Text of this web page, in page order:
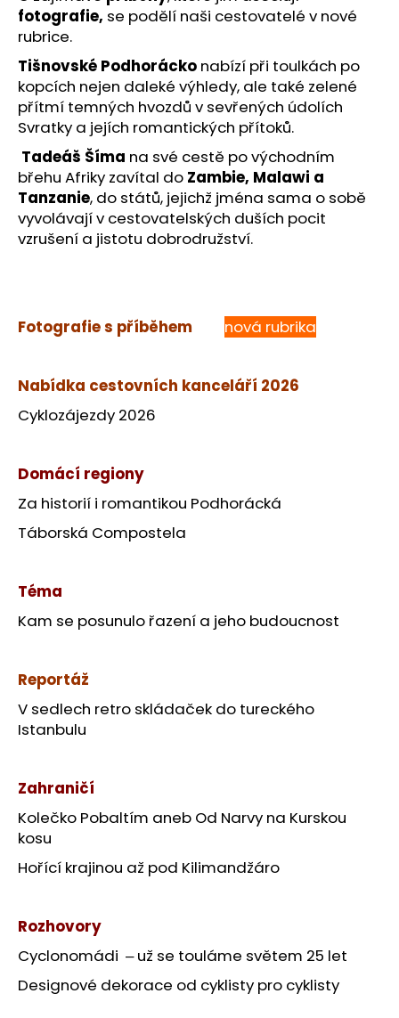
fotografie, se podělí naši cestovatelé v nové
rubrice.
Tišnovské Podhorácko nabízí při toulkách po
kopcích nejen daleké výhledy, ale také zelené
přítmí temných hvozdů v sevřených údolích
Svratky a jejích romantických přítoků.
Tadeáš Šíma na své cestě po východním
břehu Afriky zavítal do Zambie, Malawi a
Tanzanie, do států, jejichž jména sama o sobě
vyvolávají v cestovatelských duších pocit
vzrušení a jistotu dobrodružství.
Fotografie s příběhem nová rubrika
Nabídka cestovních kanceláří 2026
Cyklozájezdy 2026
Domácí regiony
Za historií i romantikou Podhorácká
Táborská Compostela
Téma
Kam se posunulo řazení a jeho budoucnost
Reportáž
V sedlech retro skládaček do tureckého
Istanbulu
Zahraničí
Kolečko Pobaltím aneb Od Narvy na Kurskou
kosu
Hořící krajinou až pod Kilimandžáro
Rozhovory
Cyclonomádi ‒ už se touláme světem 25 let
Designové dekorace od cyklisty pro cyklisty